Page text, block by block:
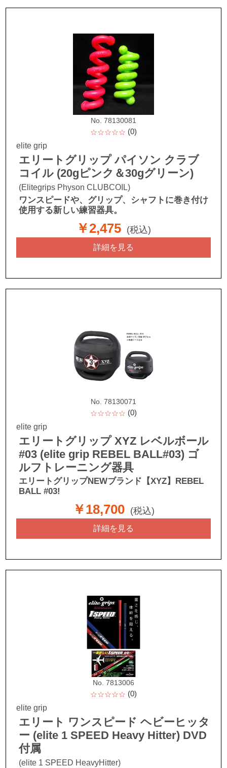
No. 78130081
☆☆☆☆☆ (0)
elite grip
エリートグリップ パイソン クラブ
コイル (20gピンク＆30gグリーン)
(Elitegrips Physon CLUBCOIL)
ワンスピードや、グリップ、シャフトに巻き付け
使用する新しい練習器具。
￥2,475 (税込)
詳細を見る
No. 78130071
☆☆☆☆☆ (0)
elite grip
エリートグリップ XYZ レベルボール
#03 (elite grip REBEL BALL#03) ゴ
ルフトレーニング器具
エリートグリップNEWブランド【XYZ】REBEL
BALL #03!
￥18,700 (税込)
詳細を見る
No. 7813006
☆☆☆☆☆ (0)
elite grip
エリート ワンスピード ヘビーヒッタ
ー (elite 1 SPEED Heavy Hitter) DVD
付属
(elite 1 SPEED HeavyHitter)